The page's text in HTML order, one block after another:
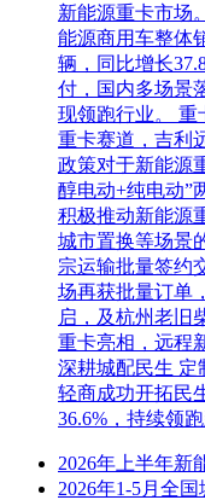
新能源重卡市场
能源商用车整体
辆，同比增长
付，国内多场景
现领跑行业。 重
重卡赛道，吉利
政策对于新能源
醇电动+纯电动”
积极推动新能源
城市置换等场景
宗运输批量签约
场再获批量订单
启，及杭州老旧
重卡亮相，远程
深耕城配民生
轻商成功开拓民
36.6%，持续领
2026年上半年新
2026年1-5月全